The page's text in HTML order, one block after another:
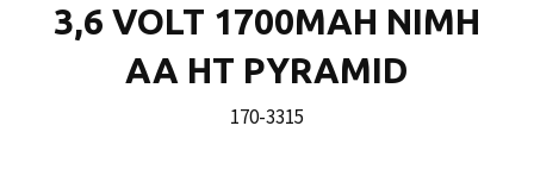
3,6 VOLT 1700MAH NIMH
AA HT PYRAMID
170-3315